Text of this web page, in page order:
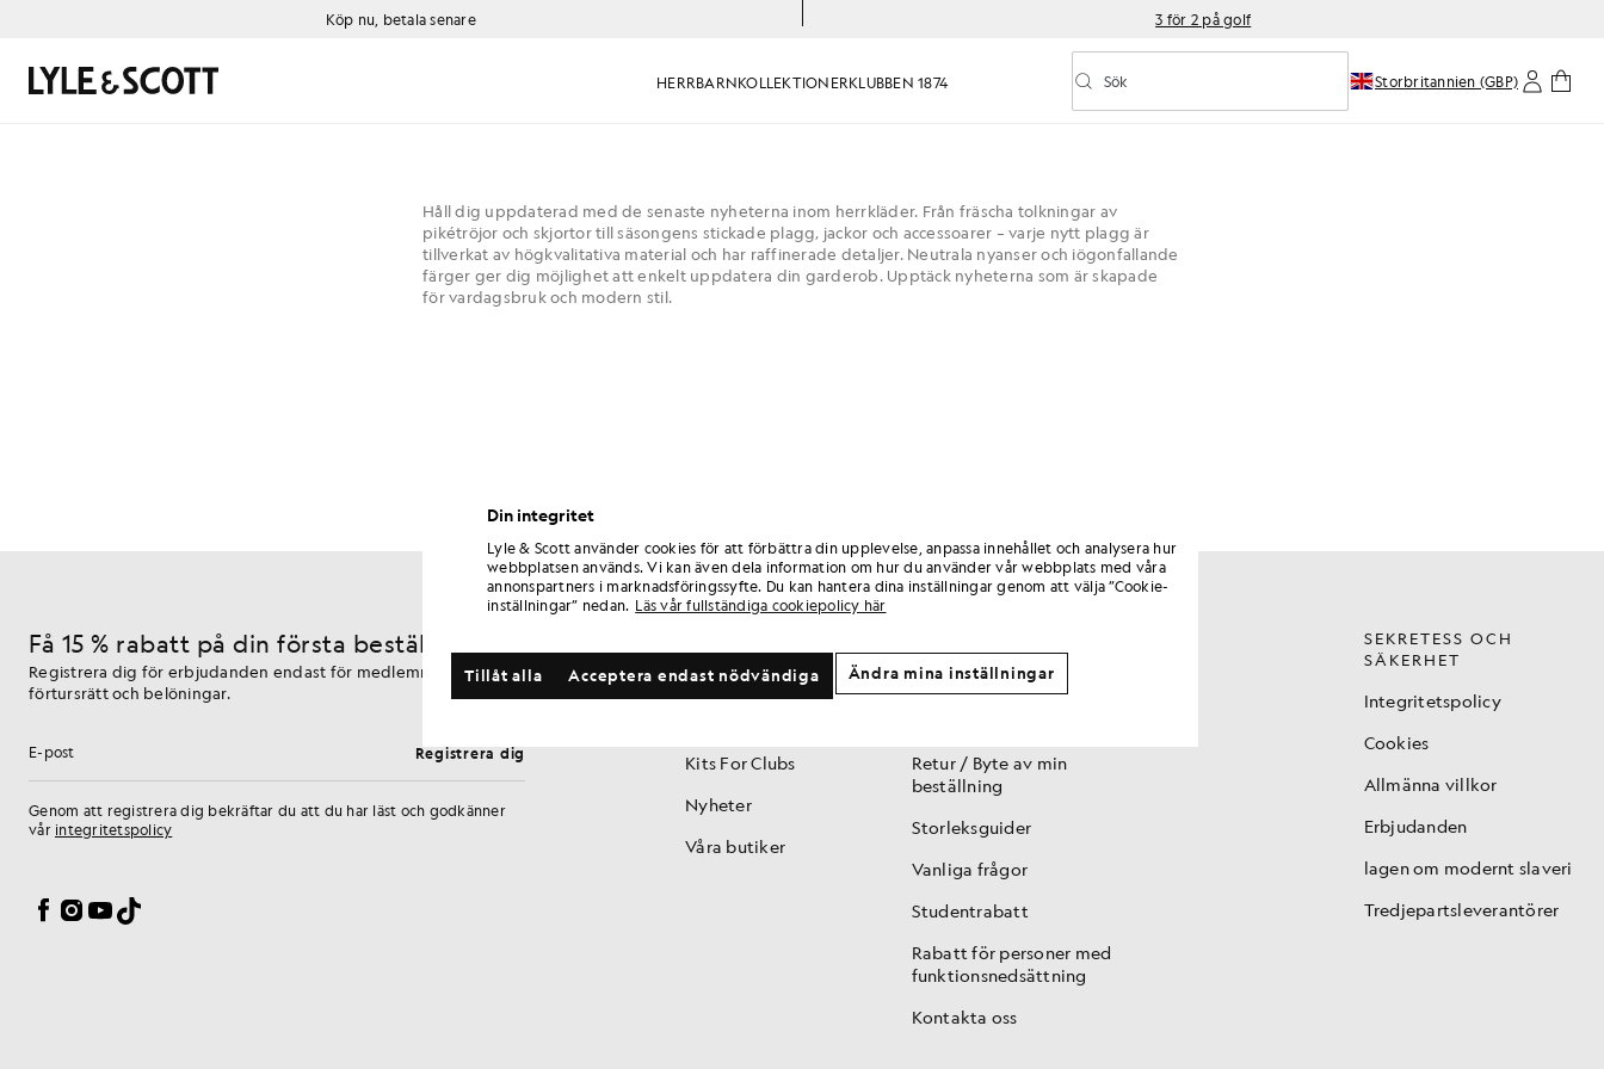
Köp nu, betala senare 3 för 2 på golf
HERRBARNKOLLEKTIONERKLUBBEN 1874 Aktivera/inaktivera prediktiv sökning
Sök Sök Storbritannien (GBP)
Håll dig uppdaterad med de senaste nyheterna inom herrkläder. Från fräscha tolkningar av
pikétröjor och skjortor till säsongens stickade plagg, jackor och accessoarer – varje nytt plagg är
tillverkat av högkvalitativa material och har raffinerade detaljer. Neutrala nyanser och iögonfallande
färger ger dig möjlighet att enkelt uppdatera din garderob. Upptäck nyheterna som är skapade
för vardagsbruk och modern stil.
Få 15 % rabatt på din första beställning
Registrera dig för erbjudanden endast för medlemmar,
förtursrätt och belöningar.
E-postadress Registrera dig
Genom att registrera dig bekräftar du att du har läst och godkänner
vår integritetspolicy
Facebook
Instagram
YouTube
TikTok
Historia
Kits For Clubs
Nyheter
Våra butiker
Club 1874 / Lojalitet
Retur / Byte av min
beställning
Storleksguider
Vanliga frågor
Studentrabatt
Rabatt för personer med
funktionsnedsättning
Kontakta oss
SEKRETESS OCH
SÄKERHET
Integritetspolicy
Cookies
Allmänna villkor
Erbjudanden
lagen om modernt slaveri
Tredjepartsleverantörer
Din integritet
Lyle & Scott använder cookies för att förbättra din upplevelse, anpassa innehållet och analysera hur
webbplatsen används. Vi kan även dela information om hur du använder vår webbplats med våra
annonspartners i marknadsföringssyfte. Du kan hantera dina inställningar genom att välja ”Cookie-
inställningar” nedan. Läs vår fullständiga cookiepolicy här
Acceptera endast nödvändiga
Tillåt alla Ändra mina inställningar